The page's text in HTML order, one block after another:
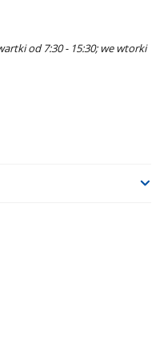
od 7:30 - 15:30; we wtorki